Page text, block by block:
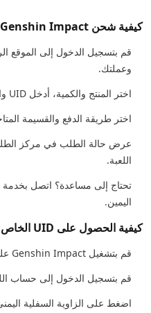
كيفية شحن Genshin Impact بسعر أقل على BuffBuff
وعملتك.
اختر المنتج والكمية، أدخل UID والخادم الخاص بك، ثم تابع الشحن.
اختر طريقة الدفع والقسيمة
عرض حالة الطلب في مركز
اللعبة.
تحتاج إلى مساعدة؟ اتصل بخدمة
اليمين.
كيفية الحصول على UID الخاص بك في Genshin Impact
قم بتشغيل Genshin Impact على جهازك.
قم بتسجيل الدخول إلى حساب
اضغط على الزاوية السفلية